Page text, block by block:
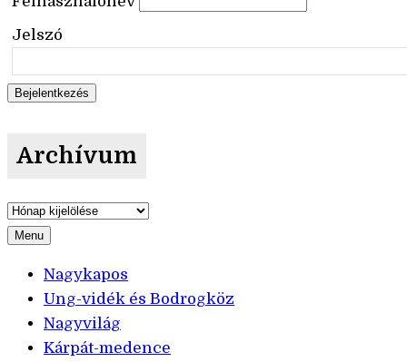
Jelszó
Archívum
Archívum
Menu
Nagykapos
Ung-vidék és Bodrogköz
Nagyvilág
Kárpát-medence